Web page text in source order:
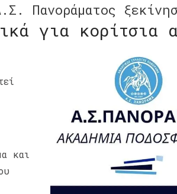
Πανοράματος
για
και